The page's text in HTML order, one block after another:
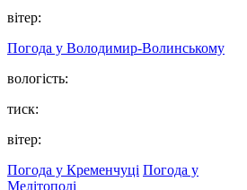
вітер:
Погода у Володимир-Волинському
вологість:
тиск:
вітер:
Погода у Кременчуці Погода у
Мелітополі